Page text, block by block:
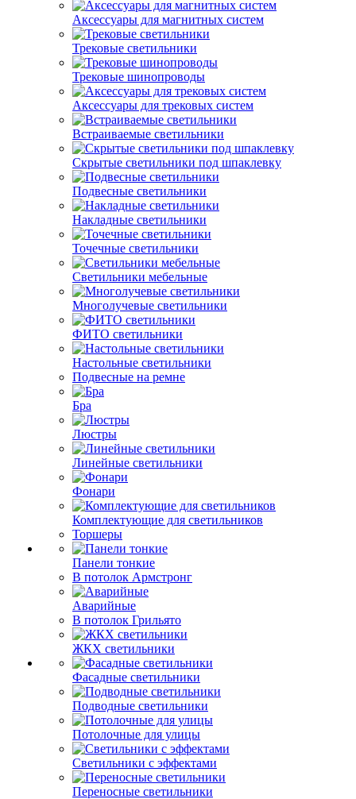
Аксессуары для магнитных систем
Трековые светильники
Трековые шинопроводы
Аксессуары для трековых систем
Встраиваемые светильники
Скрытые светильники под шпаклевку
Подвесные светильники
Накладные светильники
Точечные светильники
Светильники мебельные
Многолучевые светильники
ФИТО светильники
Настольные светильники
Подвесные на ремне
Бра
Люстры
Линейные светильники
Фонари
Комплектующие для светильников
Торшеры
Панели тонкие
В потолок Армстронг
Аварийные
В потолок Грильято
ЖКХ светильники
Фасадные светильники
Подводные светильники
Потолочные для улицы
Светильники с эффектами
Переносные светильники